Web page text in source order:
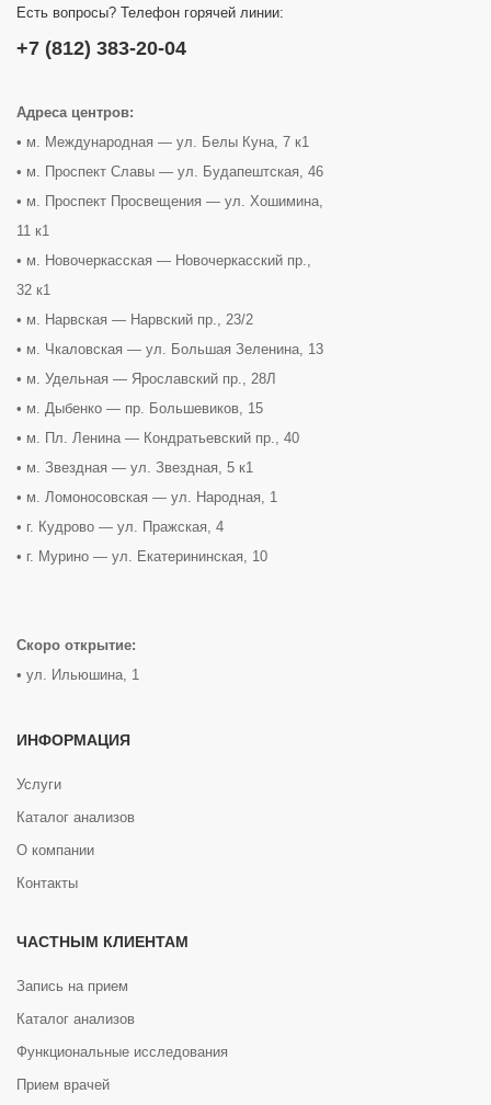
Есть вопросы? Телефон горячей линии:
+7 (812) 383-20-04
Адреса центров:
• м. Международная — ул. Белы Куна, 7 к1
• м. Проспект Славы — ул. Будапештская, 46
• м. Проспект Просвещения — ул. Хошимина,
11 к1
• м. Новочеркасская — Новочеркасский пр.,
32 к1
• м. Нарвская — Нарвский пр., 23/2
• м. Чкаловская — ул. Большая Зеленина, 13
• м. Удельная — Ярославский пр., 28Л
• м. Дыбенко — пр. Большевиков, 15
• м. Пл. Ленина — Кондратьевский пр., 40
• м. Звездная — ул. Звездная, 5 к1
• м. Ломоносовская — ул. Народная, 1
• г. Кудрово — ул. Пражская, 4
• г. Мурино — ул. Екатерининская, 10
Скоро открытие:
• ул. Ильюшина, 1
ИНФОРМАЦИЯ
Услуги
Каталог анализов
О компании
Контакты
ЧАСТНЫМ КЛИЕНТАМ
Запись на прием
Каталог анализов
Функциональные исследования
Прием врачей